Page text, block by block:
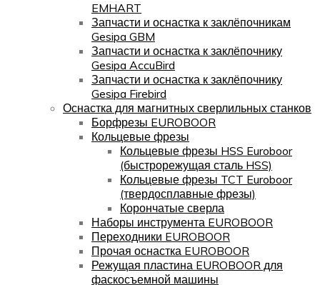
EMHART
Запчасти и оснастка к заклёпочникам
Gesipa GBM
Запчасти и оснастка к заклёпочнику
Gesipa AccuBird
Запчасти и оснастка к заклёпочнику
Gesipa Firebird
Оснастка для магнитных сверлильных станков
Борфрезы EUROBOOR
Кольцевые фрезы
Кольцевые фрезы HSS Euroboor
(быстрорежущая сталь HSS)
Кольцевые фрезы TCT Euroboor
(твердосплавные фрезы)
Корончатые сверла
Наборы инструмента EUROBOOR
Переходники EUROBOOR
Прочая оснастка EUROBOOR
Режущая пластина EUROBOOR для
фаскосъемной машины